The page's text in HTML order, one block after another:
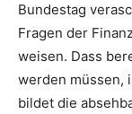
Bundestag
Fragen der
weisen. Dass
werden müssen,
bildet die